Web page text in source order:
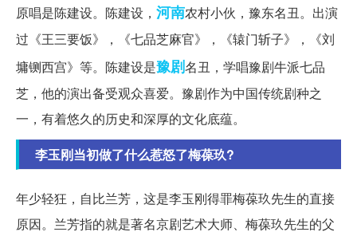
原唱是陈建设。陈建设， 河南农村小伙，豫东名丑。出演
过《王三要饭》，《七品芝麻官》，《辕门斩子》，《刘
墉铡西宫》等。陈建设是豫剧名丑，学唱豫剧牛派七品
芝，他的演出备受观众喜爱。豫剧作为中国传统剧种之
一，有着悠久的历史和深厚的文化底蕴。
李玉刚当初做了什么惹怒了梅葆玖?
年少轻狂，自比兰芳，这是李玉刚得罪梅葆玖先生的直接
原因。兰芳指的就是著名京剧艺术大师、梅葆玖先生的父